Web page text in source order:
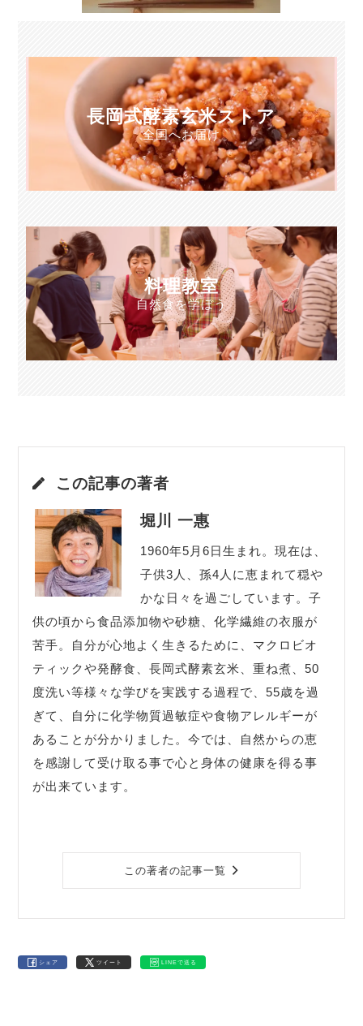
長岡式酵素玄米ストア
全国へお届け
料理教室
自然食を学ぼう
この記事の著者
堀川 一惠
1960年5月6日生まれ。現在は、
子供3人、孫4人に恵まれて穏や
かな日々を過ごしています。子
供の頃から食品添加物や砂糖、化学繊維の衣服が
苦手。自分が心地よく生きるために、マクロビオ
ティックや発酵食、長岡式酵素玄米、重ね煮、50
度洗い等様々な学びを実践する過程で、55歳を過
ぎて、自分に化学物質過敏症や食物アレルギーが
あることが分かりました。今では、自然からの恵
を感謝して受け取る事で心と身体の健康を得る事
が出来ています。
この著者の記事一覧
シェア ツイート LINEで送る